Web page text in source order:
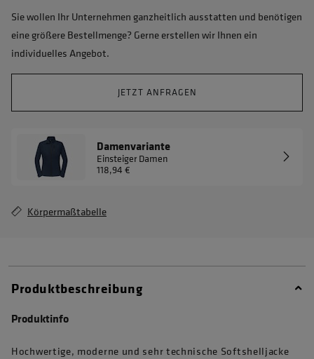
Sie wollen Ihr Unternehmen ganzheitlich ausstatten und benötigen
eine größere Bestellmenge? Gerne erstellen wir Ihnen ein
individuelles Angebot.
JETZT ANFRAGEN
Damenvariante
Einsteiger Damen
118,94 €
Körpermaßtabelle
Produktbeschreibung
Produktinfo
Hochwertige, moderne und sehr technische Softshelljacke